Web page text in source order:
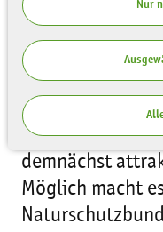
Nur
In der
langsam herum:
kann man jetzt
demnächst
Möglich macht